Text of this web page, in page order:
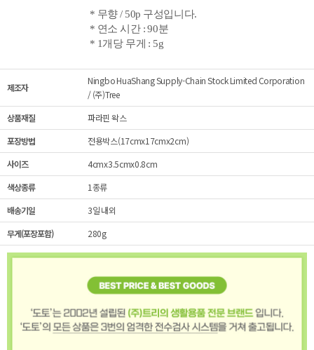
* 무향 / 50p 구성입니다.
* 연소 시간 :90분
* 1개당 무게 : 5g
제조자
Ningbo HuaShang Supply-Chain Stock Limited Corporation
/ (주)Tree
상품재질
파라핀 왁스
포장방법
전용박스(17cmx17cmx2cm)
사이즈
4cmx3.5cmx0.8cm
색상종류
1종류
배송기일
3일 내외
무게(포장포함)
280g